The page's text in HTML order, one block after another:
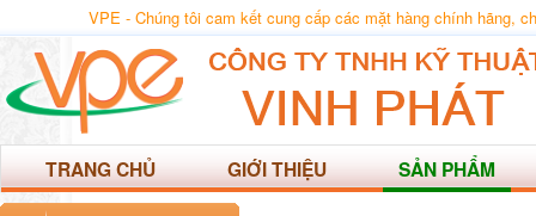
VPE - Chúng tôi cam kết cung cấp các mặt hàng chính hãng,
TRANG CHỦ GIỚI THIỆU SẢN PHẨM